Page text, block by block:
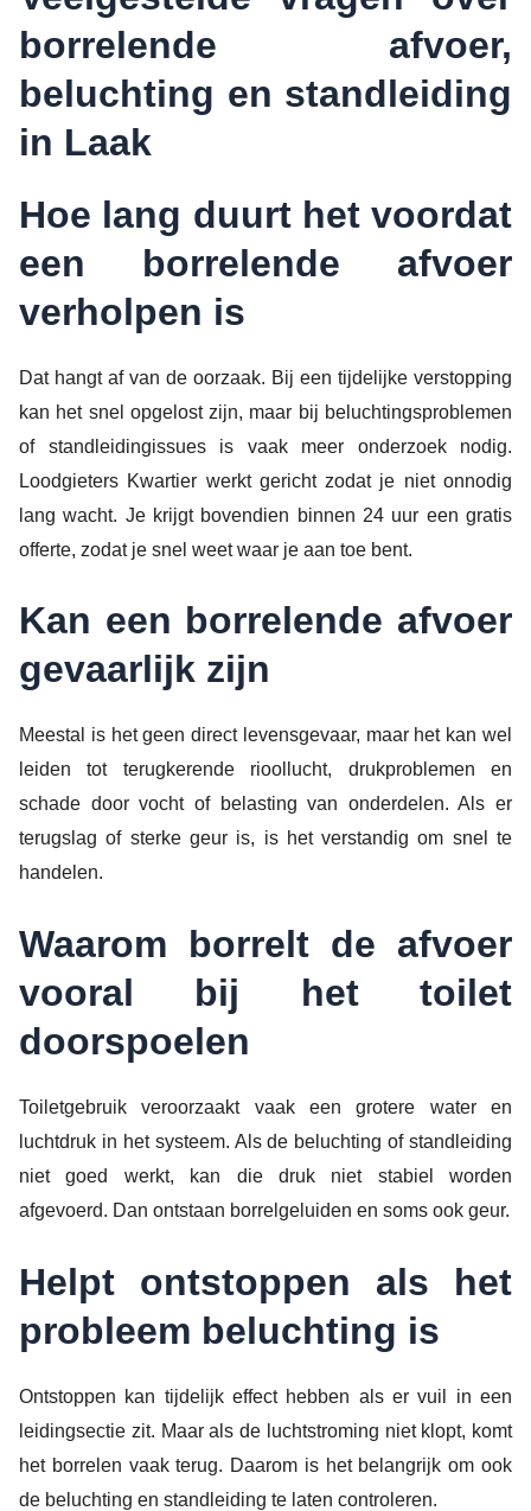
borrelende afvoer,
beluchting en standleiding
in Laak
Hoe lang duurt het voordat
een borrelende afvoer
verholpen is
Dat hangt af van de oorzaak. Bij een tijdelijke verstopping
kan het snel opgelost zijn, maar bij beluchtingsproblemen
of standleidingissues is vaak meer onderzoek nodig.
Loodgieters Kwartier werkt gericht zodat je niet onnodig
lang wacht. Je krijgt bovendien binnen 24 uur een gratis
offerte, zodat je snel weet waar je aan toe bent.
Kan een borrelende afvoer
gevaarlijk zijn
Meestal is het geen direct levensgevaar, maar het kan wel
leiden tot terugkerende rioollucht, drukproblemen en
schade door vocht of belasting van onderdelen. Als er
terugslag of sterke geur is, is het verstandig om snel te
handelen.
Waarom borrelt de afvoer
vooral bij het toilet
doorspoelen
Toiletgebruik veroorzaakt vaak een grotere water en
luchtdruk in het systeem. Als de beluchting of standleiding
niet goed werkt, kan die druk niet stabiel worden
afgevoerd. Dan ontstaan borrelgeluiden en soms ook geur.
Helpt ontstoppen als het
probleem beluchting is
Ontstoppen kan tijdelijk effect hebben als er vuil in een
leidingsectie zit. Maar als de luchtstroming niet klopt, komt
het borrelen vaak terug. Daarom is het belangrijk om ook
de beluchting en standleiding te laten controleren.